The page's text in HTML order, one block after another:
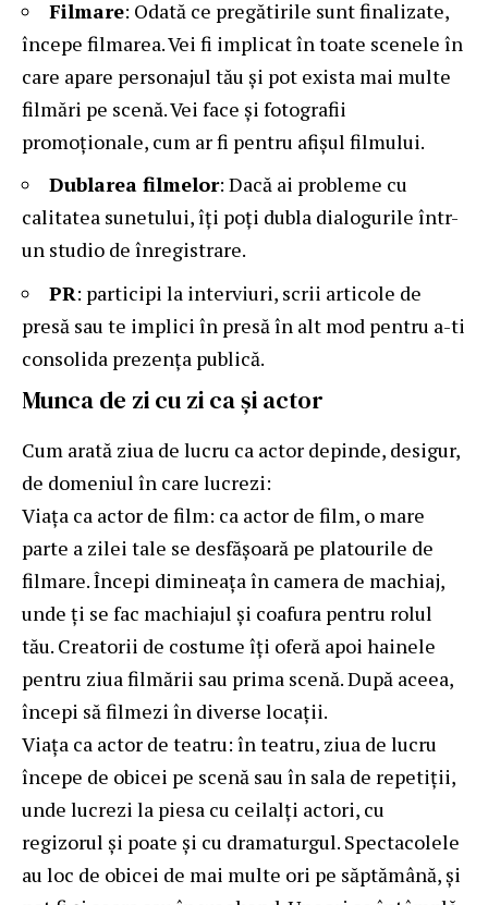
Filmare: Odată ce pregătirile sunt finalizate,
începe filmarea. Vei fi implicat în toate scenele în
care apare personajul tău și pot exista mai multe
filmări pe scenă. Vei face și fotografii
promoționale, cum ar fi pentru afișul filmului.
Dublarea filmelor: Dacă ai probleme cu
calitatea sunetului, îți poți dubla dialogurile într-
un studio de înregistrare.
PR: participi la interviuri, scrii articole de
presă sau te implici în presă în alt mod pentru a-ti
consolida prezența publică.
Munca de zi cu zi ca și actor
Cum arată ziua de lucru ca actor depinde, desigur,
de domeniul în care lucrezi:
Viața ca actor de film: ca actor de film, o mare
parte a zilei tale se desfășoară pe platourile de
filmare. Începi dimineața în camera de machiaj,
unde ți se fac machiajul și coafura pentru rolul
tău. Creatorii de costume îți oferă apoi hainele
pentru ziua filmării sau prima scenă. După aceea,
începi să filmezi în diverse locații.
Viața ca actor de teatru: în teatru, ziua de lucru
începe de obicei pe scenă sau în sala de repetiții,
unde lucrezi la piesa cu ceilalți actori, cu
regizorul și poate și cu dramaturgul. Spectacolele
au loc de obicei de mai multe ori pe săptămână, și